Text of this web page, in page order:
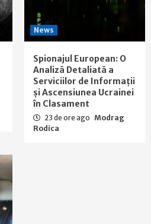
News
Spionajul European: O
Analiză Detaliată a
Serviciilor de Informații
și Ascensiunea Ucrainei
în Clasament
23 de ore ago Modrag
Rodica